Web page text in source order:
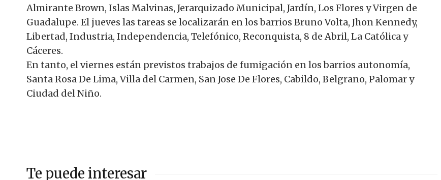
Almirante Brown, Islas Malvinas, Jerarquizado Municipal, Jardín, Los Flores y Virgen de
Guadalupe. El jueves las tareas se localizarán en los barrios Bruno Volta, Jhon Kennedy,
Libertad, Industria, Independencia, Telefónico, Reconquista, 8 de Abril, La Católica y
Cáceres.
En tanto, el viernes están previstos trabajos de fumigación en los barrios autonomía,
Santa Rosa De Lima, Villa del Carmen, San Jose De Flores, Cabildo, Belgrano, Palomar y
Ciudad del Niño.
Te puede interesar